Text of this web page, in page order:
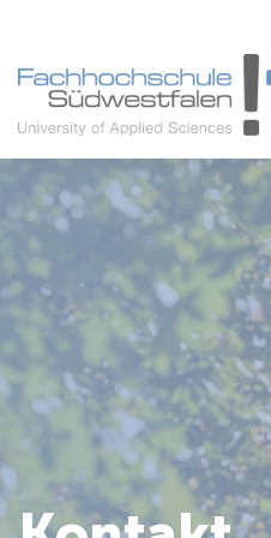
Studieninteressierte
Studienangebot
Studierende
Forschung & Transfer
Karriere